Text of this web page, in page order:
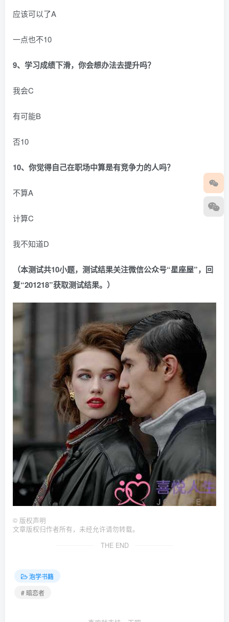
应该可以了A
一点也不10
9、学习成绩下滑，你会想办法去提升吗？
我会C
有可能B
否10
10、你觉得自己在职场中算是有竞争力的人吗？
不算A
计算C
我不知道D
（本测试共10小题，测试结果关注微信公众号“星座屋”，回
复“201218”获取测试结果。）
© 版权声明
文章版权归作者所有，未经允许请勿转载。
THE END
泡学书籍
# 暗恋者